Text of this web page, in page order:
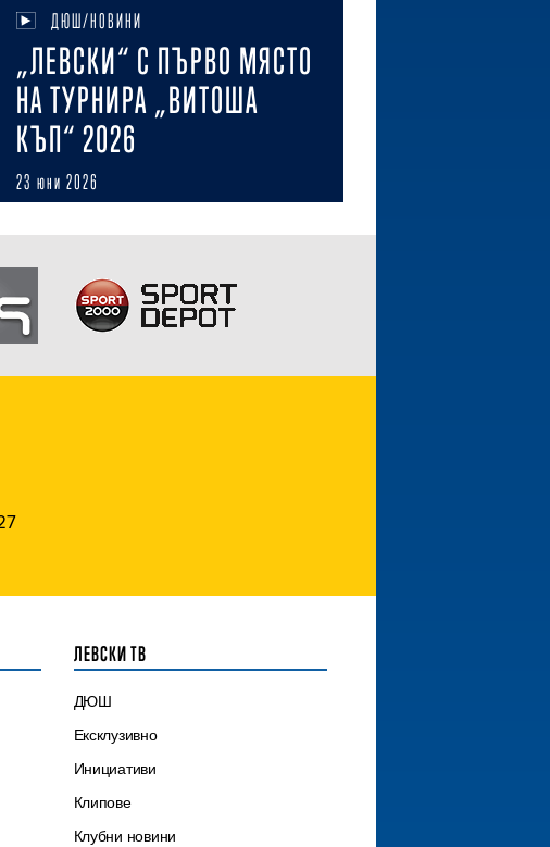
ДЮШ/НОВИНИ
„ЛЕВСКИ“ С ПЪРВО МЯСТО
НА ТУРНИРА „ВИТОША
КЪП“ 2026
23 юни 2026
ЛЕВСКИ ТВ
ДЮШ
Ексклузивно
Инициативи
Клипове
Клубни новини